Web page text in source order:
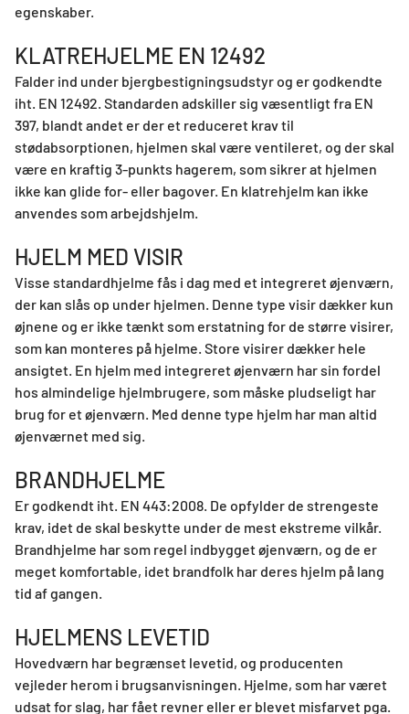
egenskaber.
KLATREHJELME EN 12492
Falder ind under bjergbestigningsudstyr og er godkendte
iht. EN 12492. Standarden adskiller sig væsentligt fra EN
397, blandt andet er der et reduceret krav til
stødabsorptionen, hjelmen skal være ventileret, og der skal
være en kraftig 3-punkts hagerem, som sikrer at hjelmen
ikke kan glide for- eller bagover. En klatrehjelm kan ikke
anvendes som arbejdshjelm.
HJELM MED VISIR
Visse standardhjelme fås i dag med et integreret øjenværn,
der kan slås op under hjelmen. Denne type visir dækker kun
øjnene og er ikke tænkt som erstatning for de større visirer,
som kan monteres på hjelme. Store visirer dækker hele
ansigtet. En hjelm med integreret øjenværn har sin fordel
hos almindelige hjelmbrugere, som måske pludseligt har
brug for et øjenværn. Med denne type hjelm har man altid
øjenværnet med sig.
BRANDHJELME
Er godkendt iht. EN 443:2008. De opfylder de strengeste
krav, idet de skal beskytte under de mest ekstreme vilkår.
Brandhjelme har som regel indbygget øjenværn, og de er
meget komfortable, idet brandfolk har deres hjelm på lang
tid af gangen.
HJELMENS LEVETID
Hovedværn har begrænset levetid, og producenten
vejleder herom i brugsanvisningen. Hjelme, som har været
udsat for slag, har fået revner eller er blevet misfarvet pga.